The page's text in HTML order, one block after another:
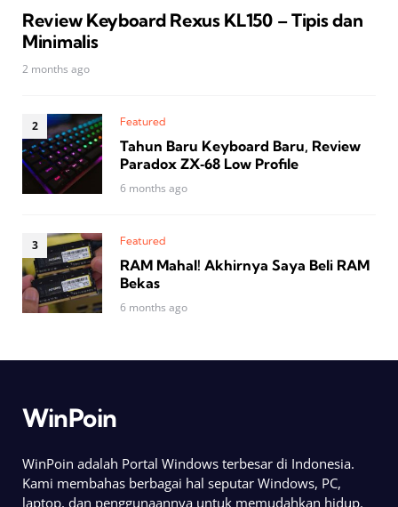
Review Keyboard Rexus KL150 – Tipis dan
Minimalis
2 months ago
Featured
Tahun Baru Keyboard Baru, Review
Paradox ZX‑68 Low Profile
6 months ago
Featured
RAM Mahal! Akhirnya Saya Beli RAM
Bekas
6 months ago
WinPoin
WinPoin adalah Portal Windows terbesar di Indonesia.
Kami membahas berbagai hal seputar Windows, PC,
laptop, dan penggunaannya untuk memudahkan hidup.